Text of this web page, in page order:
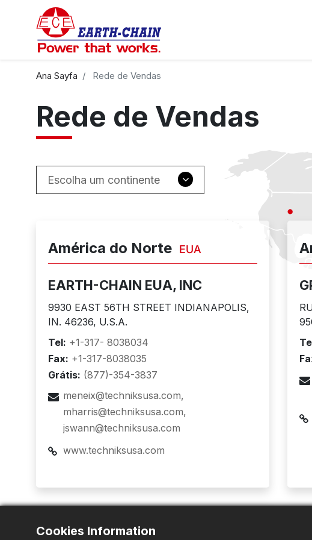
Ana Sayfa Rede de Vendas
Rede de Vendas
Escolha um continente
América do Norte EUA
EARTH-CHAIN EUA, INC
9930 EAST 56TH STREET INDIANAPOLIS,
IN. 46236, U.S.A.
Tel: +1-317- 8038034
Fax: +1-317-8038035
Grátis: (877)-354-3837
meneix@techniksusa.com
mharris@techniksusa.com
jswann@techniksusa.com
www.techniksusa.com
ÁsiaChina
Cookies Information